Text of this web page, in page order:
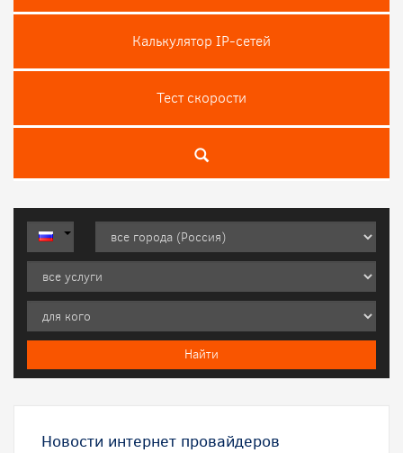
Калькулятор IP-сетей
Тест скороcти
Новости интернет провайдеров